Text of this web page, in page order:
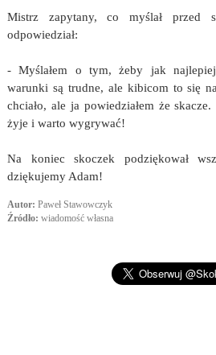
Mistrz zapytany, co myślał przed
odpowiedział:
- Myślałem o tym, żeby jak najlepiej
warunki są trudne, ale kibicom to się
chciało, ale ja powiedziałem że
żyje i warto wygrywać!
Na koniec skoczek podziękował
dziękujemy Adam!
Autor: Paweł Stawowczyk
Źródło: wiadomość własna